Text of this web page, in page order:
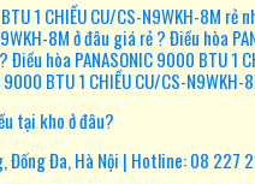
1 CHIỀU CU/CS-N9WKH-8M rẻ
8M ở đâu giá rẻ ? Điều hòa
hòa PANASONIC 9000 BTU 1
BTU 1 CHIỀU CU/CS-
tại kho ở đâu?
Đống Đa, Hà Nội | Hotline: 08 227